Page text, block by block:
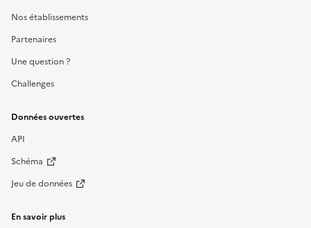
Nos établissements
Partenaires
Une question ?
Challenges
Données ouvertes
API
Schéma
Jeu de données
En savoir plus